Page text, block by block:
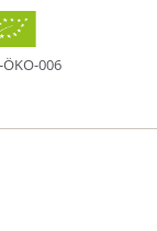
ÖKO-006